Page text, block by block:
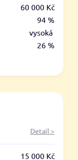
60 000 Kč
94 %
vysoká
26 %
Detail >
15 000 Kč